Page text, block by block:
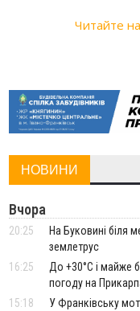
Читайте
НОВИНИ
Вчора
20:25
На Буковині біля
землетрус
16:25
До +30°C і майже
погоду на
15:18
У Франківську